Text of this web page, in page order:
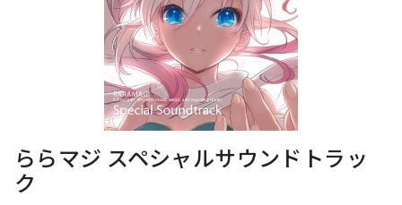
ららマジ スペシャルサウンドトラッ
ク